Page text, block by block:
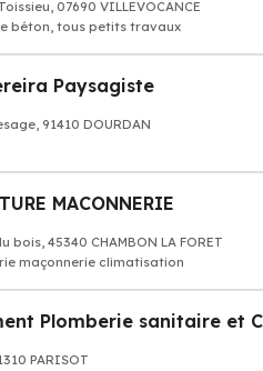
07690 VILLEVOCANCE
béton, tous petits travaux
Paysagiste
91410 DOURDAN
MACONNERIE
bois, 45340 CHAMBON LA FORET
maçonnerie climatisation
Plomberie sanitaire et
PARISOT